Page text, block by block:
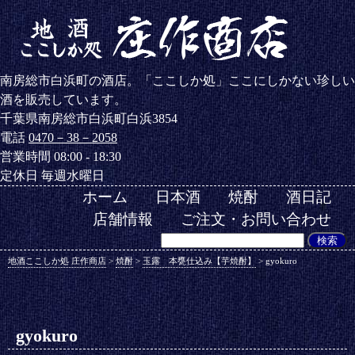
南房総市白浜町の酒店。「ここしか処」ここにしかない珍しい
酒を販売しています。
千葉県南房総市白浜町白浜3854
電話0470－38－2058
営業時間 08:00 - 18:30
定休日 毎週水曜日
ホーム 日本酒 焼酎
酒日記
店舗情報
ご注文・お問い合わせ
地酒ここしか処 庄作商店 >焼酎>玉露 本甕仕込み【芋焼酎】 >gyokuro
gyokuro